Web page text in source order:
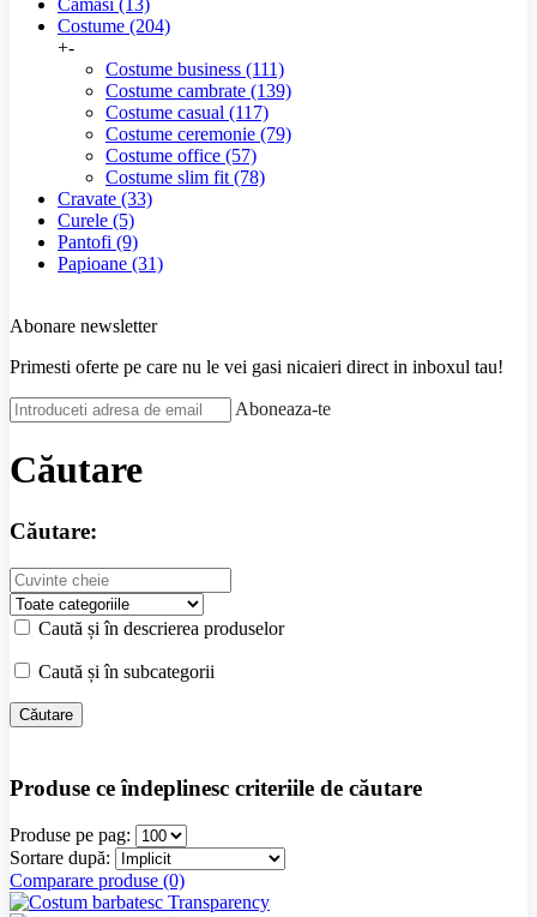
Camasi (13)
Costume (204)
+-
Costume business (111)
Costume cambrate (139)
Costume casual (117)
Costume ceremonie (79)
Costume office (57)
Costume slim fit (78)
Cravate (33)
Curele (5)
Pantofi (9)
Papioane (31)
Abonare newsletter
Primesti oferte pe care nu le vei gasi nicaieri direct in inboxul tau!
Aboneaza-te
Căutare
Căutare:
Caută și în descrierea produselor
Caută și în subcategorii
Produse ce îndeplinesc criteriile de căutare
Produse pe pag:
Sortare după:
Comparare produse (0)